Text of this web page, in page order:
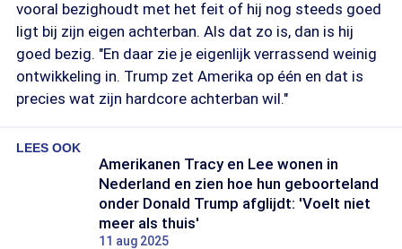
vooral bezighoudt met het feit of hij nog steeds goed
ligt bij zijn eigen achterban. Als dat zo is, dan is hij
goed bezig. "En daar zie je eigenlijk verrassend weinig
ontwikkeling in. Trump zet Amerika op één en dat is
precies wat zijn hardcore achterban wil."
LEES OOK
Amerikanen Tracy en Lee wonen in
Nederland en zien hoe hun geboorteland
onder Donald Trump afglijdt: 'Voelt niet
meer als thuis'
11 aug 2025